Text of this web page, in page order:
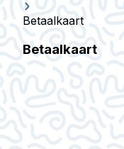
Betaalkaart
Betaalkaart